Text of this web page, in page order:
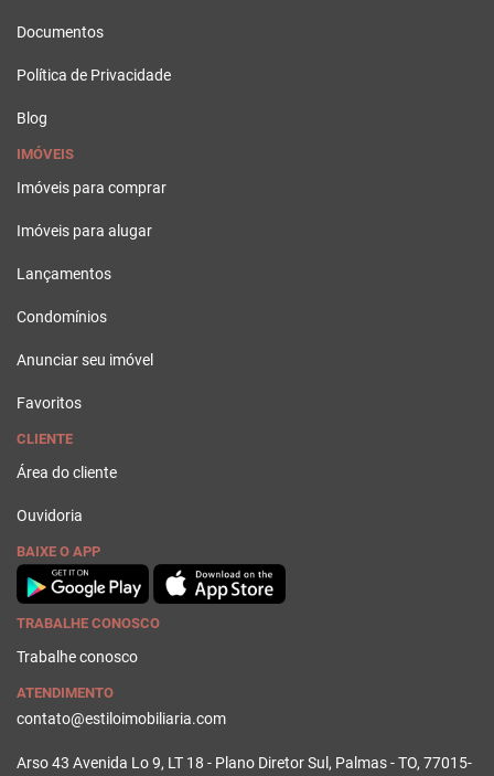
Documentos
Política de Privacidade
Blog
IMÓVEIS
Imóveis para comprar
Imóveis para alugar
Lançamentos
Condomínios
Anunciar seu imóvel
Favoritos
CLIENTE
Área do cliente
Ouvidoria
BAIXE O APP
TRABALHE CONOSCO
Trabalhe conosco
ATENDIMENTO
contato@estiloimobiliaria.com
Arso 43 Avenida Lo 9, LT 18 - Plano Diretor Sul, Palmas - TO, 77015-